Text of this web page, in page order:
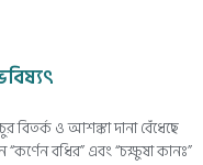
বিতর্ক ও আশঙ্কা দানা বেঁধেছে
বধির” এবং “চক্ষুষা কানঃ”